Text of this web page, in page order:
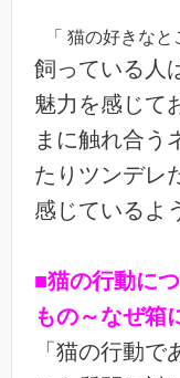
「 猫の好きな
飼っている人
魅力を感じて
まに触れ合う
たりツンデレ
感じているよ
■猫の行動に
もの～なぜ箱
「猫の行動